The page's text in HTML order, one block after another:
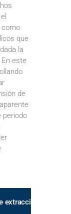
como
que
la
este
de
periodo
extracción del